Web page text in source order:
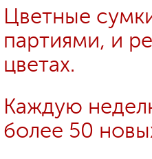
Цветные
партиями, и
цветах.
Каждую
более 50